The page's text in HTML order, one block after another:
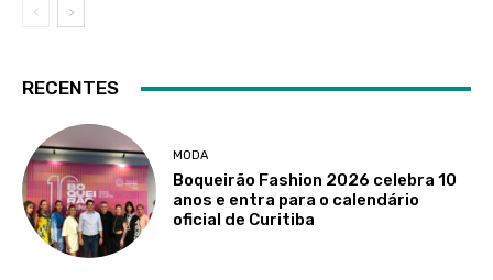
RECENTES
MODA
Boqueirão Fashion 2026 celebra 10
anos e entra para o calendário
oficial de Curitiba